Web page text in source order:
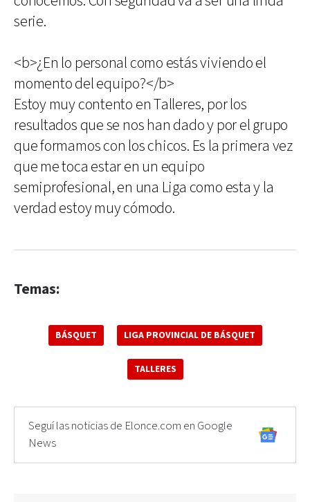
serie.
<b>¿En lo personal como estás viviendo el
momento del equipo?</b>
Estoy muy contento en Talleres, por los
resultados que se nos han dado y por el grupo
que formamos con los chicos. Es la primera vez
que me toca estar en un equipo
semiprofesional, en una Liga como esta y la
verdad estoy muy cómodo.
Temas:
BÁSQUET LIGA PROVINCIAL DE BÁSQUET
TALLERES
Seguí las noticias de Elonce.com en Google
News